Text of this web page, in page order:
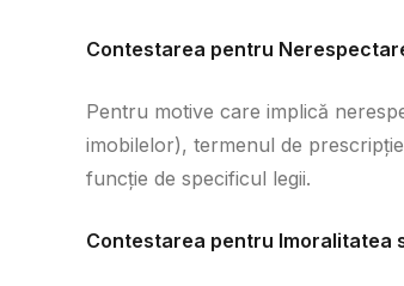
Contestarea pentru
Pentru motive care implică
imobilelor), termenul de
funcție de specificul legii.
Contestarea pentru Imoralitatea